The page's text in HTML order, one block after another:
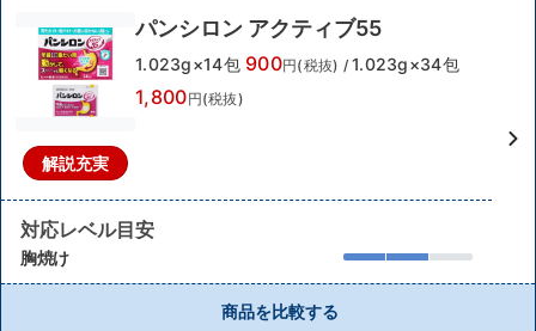
解説充実
パンシロン アクティブ55
1.023g×14包 900円(税抜) / 1.023g×34包
1,800円(税抜)
対応レベル目安
胸焼け
商品を比較する